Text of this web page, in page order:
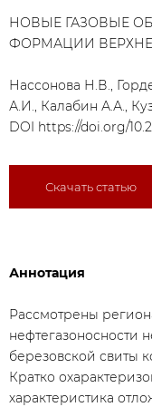
НОВЫЕ ГАЗОВЫЕ
ФОРМАЦИИ
Нассонова Н.В.,
А.И., Калабин А.А.,
DOI https://doi.org/
Скачать статью
Аннотация
Рассмотрены
нефтегазоносности
березовской свиты
Кратко
характеристика